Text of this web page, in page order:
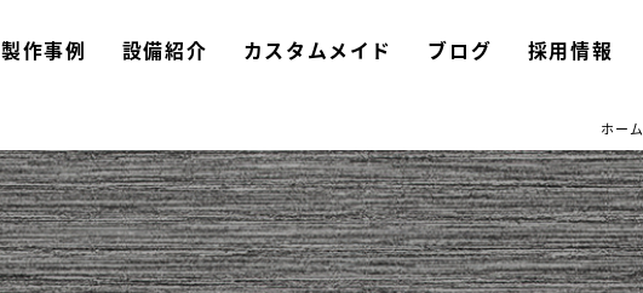
製作事例 設備紹介 カスタムメイド ブログ 採用情報
ホーム